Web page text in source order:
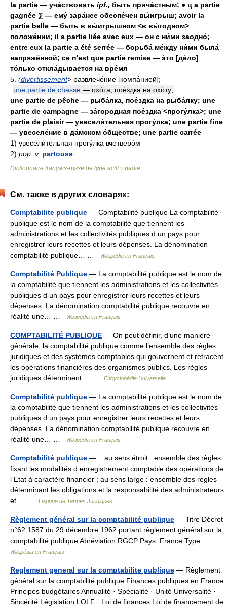
la partie — уча́ствовать ipf., быть прича́стным; ● ц а partie
gagnée ∑ — ему́ зара́нее обеспе́чен вы́игрыш; avoir la
partie belle — быть в вы́игрышном <в вы́годном>
положе́нии; il a partie liée avec eux — он с ни́ми заодно́;
entre eux la partie a été serrée — борьба́ ме́жду ни́ми была́
напряжённой; ce n'est que partie remise — э́то [де́ло]
то́лько откла́дывается на вре́мя
5. (divertissement> развлече́ние [компа́нией];
une partie de chasse — охо́та, пое́здка на охо́ту;
une partie de pêche — рыба́лка, пое́здка на рыба́лку; une
partie de campagne — за́городная пое́здка <прогу́лка>; une
partie de plaisir — увесели́тельная прогу́лка; une partie fine
— увеселе́ние в да́мском о́бществе; une partie carrée
1) увесели́тельная прогу́лка вчетверо́м
2) pop. v. partouse
Dictionnaire français-russe de type actif> partie
См. также в других словарях:
Comptabilite publique — Comptabilité publique La comptabilité
publique est le nom de la comptabilité que tiennent les
administrations et les collectivités publiques d un pays pour
enregistrer leurs recettes et leurs dépenses. La dénomination
comptabilité publique… …
Wikipédia en Français
Comptabilité Publique — La comptabilité publique est le nom de
la comptabilité que tiennent les administrations et les collectivités
publiques d un pays pour enregistrer leurs recettes et leurs
dépenses. La dénomination comptabilité publique recouvre en
réalité une… …
Wikipédia en Français
COMPTABILITÉ PUBLIQUE — On peut définir, d’une manière
générale, la comptabilité publique comme l’ensemble des règles
juridiques et des systèmes comptables qui gouvernent et retracent
les opérations financières des organismes publics. Les règles
juridiques déterminent… …
Encyclopédie Universelle
Comptabilité publique — La comptabilité publique est le nom de
la comptabilité que tiennent les administrations et les collectivités
publiques d un pays pour enregistrer leurs recettes et leurs
dépenses. La dénomination comptabilité publique recouvre en
réalité une… …
Wikipédia en Français
Comptabilité publique — au sens étroit : ensemble des règles
fixant les modalités d enregistrement comptable des opérations de
l Etat à caractère financier ; au sens large : ensemble des règles
déterminant les obligations et la responsabilité des administrateurs
et… …
Lexique de Termes Juridiques
Règlement général sur la comptabilité publique — Titre Décret
n°62 1587 du 29 décembre 1962 portant règlement général sur la
comptabilité publique Abréviation RGCP Pays France Type …
Wikipédia en Français
Reglement general sur la comptabilite publique — Règlement
général sur la comptabilité publique Finances publiques en France
Principes budgétaires Annualité · Spécialité · Unité Universalité ·
Sincérité Législation LOLF · Loi de finances Loi de financement de